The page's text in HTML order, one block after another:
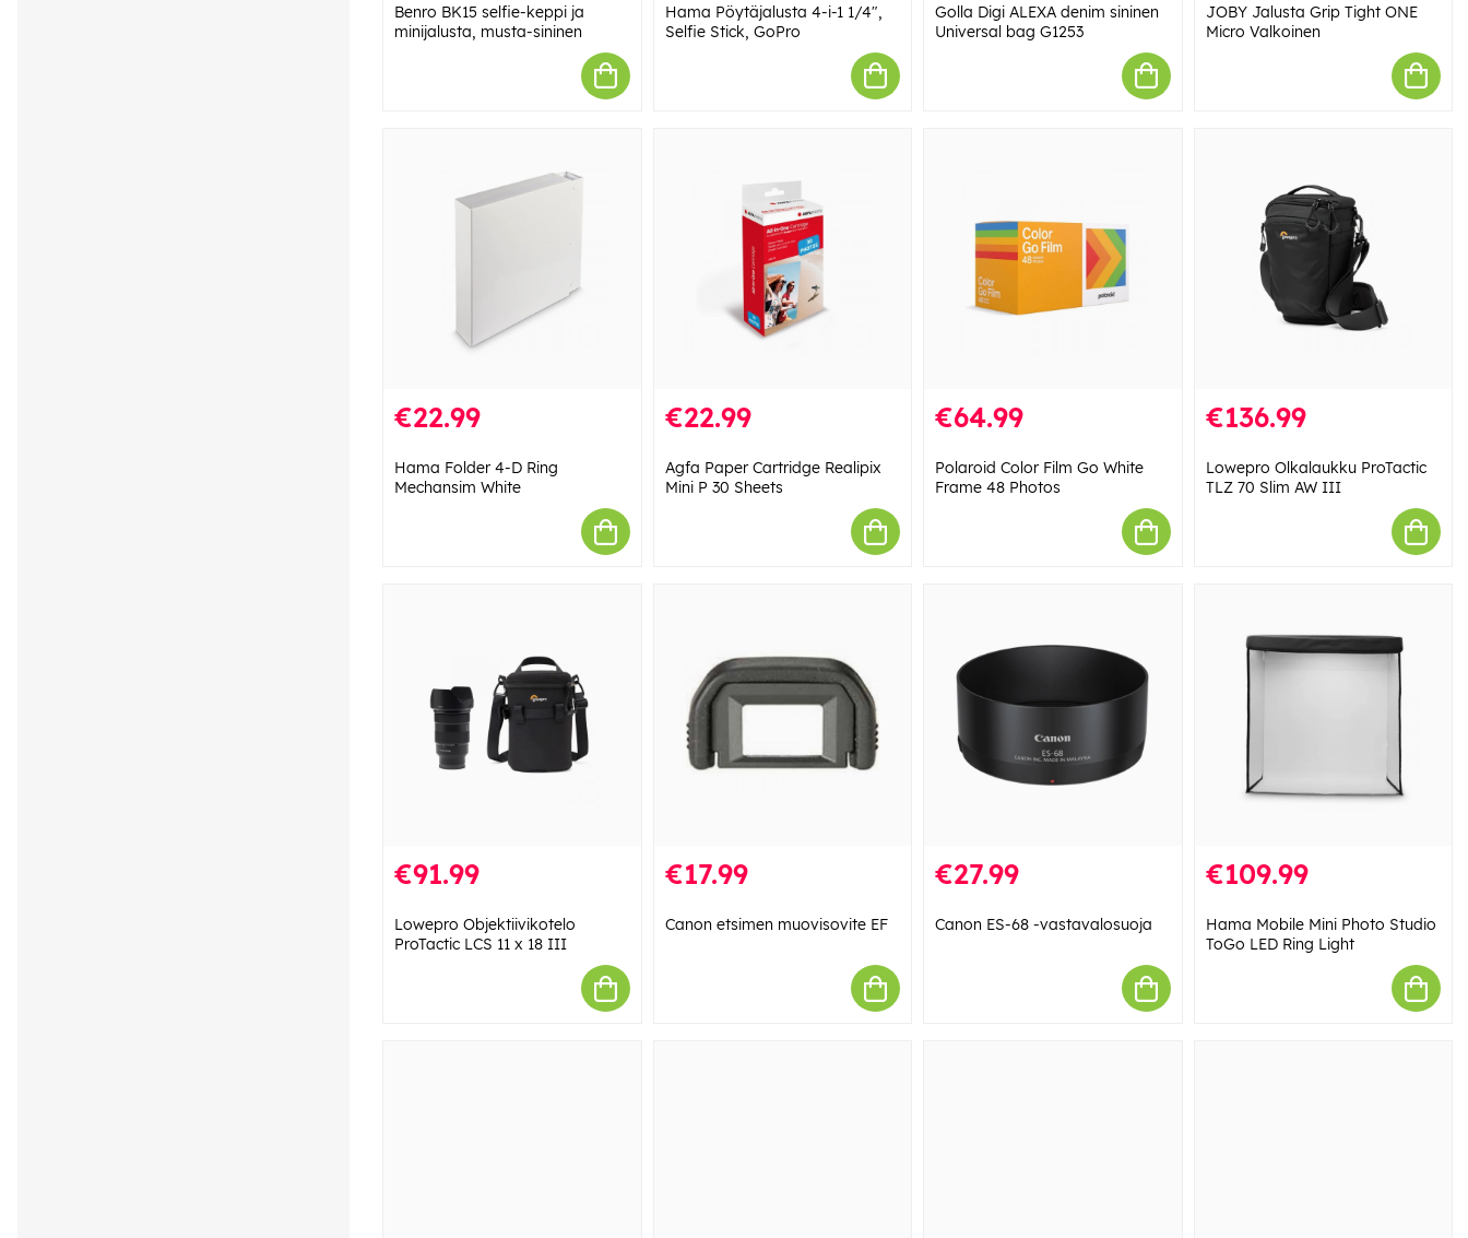
Benro BK15 selfie-keppi ja
minijalusta, musta-sininen
Hama Pöytäjalusta 4-i-1 1/4",
Selfie Stick, GoPro
Golla Digi ALEXA denim sininen
Universal bag G1253
JOBY Jalusta Grip Tight ONE
Micro Valkoinen
€22.99
Hama Folder 4-D Ring
Mechansim White
€22.99
Agfa Paper Cartridge Realipix
Mini P 30 Sheets
€64.99
Polaroid Color Film Go White
Frame 48 Photos
€136.99
Lowepro Olkalaukku ProTactic
TLZ 70 Slim AW III
€91.99
Lowepro Objektiivikotelo
ProTactic LCS 11 x 18 III
€17.99
Canon etsimen muovisovite EF
€27.99
Canon ES-68 -vastavalosuoja
€109.99
Hama Mobile Mini Photo Studio
ToGo LED Ring Light